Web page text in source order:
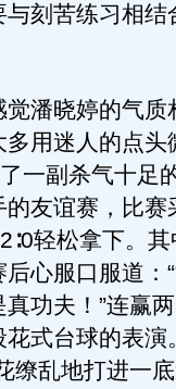
刻苦练习相结
潘晓婷的气质
用迷人的点头
一副杀气十足
友谊赛，比赛
轻松拿下。
心服口服道：
功夫！”连赢
式台球的表演
缭乱地打进一